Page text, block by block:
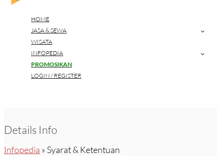
HOME
JASA & SEWA
WISATA
INFOPEDIA
PROMOSIKAN
LOGIN / REGISTER
Details Info
Infopedia » Syarat & Ketentuan